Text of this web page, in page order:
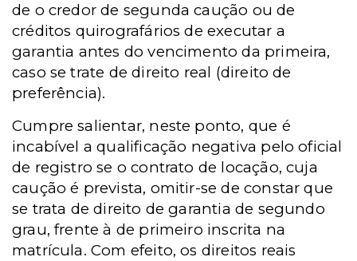
de o credor de segunda caução ou de
créditos quirografários de executar a
garantia antes do vencimento da primeira,
caso se trate de direito real (direito de
preferência).
Cumpre salientar, neste ponto, que é
incabível a qualificação negativa pelo oficial
de registro se o contrato de locação, cuja
caução é prevista, omitir-se de constar que
se trata de direito de garantia de segundo
grau, frente à de primeiro inscrita na
matrícula. Com efeito, os direitos reais